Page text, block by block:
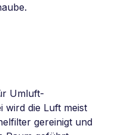
Umluft-
wird die Luft meist
gereinigt und